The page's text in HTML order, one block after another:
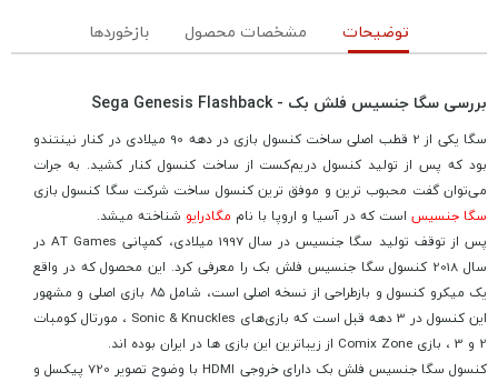
توضیحات مشخصات محصول بازخوردها
بررسی سگا جنسیس فلش بک - Sega Genesis Flashback
سگا یکی از 2 قطب اصلی ساخت کنسول بازی در دهه 90 میلادی در کنار نینتندو
بود که پس از تولید کنسول دریم‌کست از ساخت کنسول کنار کشید. به جرات
می‌توان گفت محبوب ترین و موفق ترین کنسول ساخت شرکت سگا کنسول بازی
سگا جنسیس است که در آسیا و اروپا با نام مگادرایو شناخته میشد.
پس از توقف تولید سگا جنسیس در سال 1997 میلادی، کمپانی AT Games در
سال 2018 کنسول سگا جنسیس فلش بک را معرفی کرد. این محصول که در واقع
یک میکرو کنسول و بازطراحی از نسخه اصلی است، شامل ۸۵ بازی اصلی و مشهور
این کنسول در 3 دهه قبل است که بازی‌های Sonic & Knuckles ، مورتال کومبات
2 و 3 ، بازی Comix Zone از زیباترین این بازی ها در ایران بوده اند.
کنسول سگا جنسیس فلش بک دارای خروجی HDMI با وضوح تصویر 720 پیکسل و